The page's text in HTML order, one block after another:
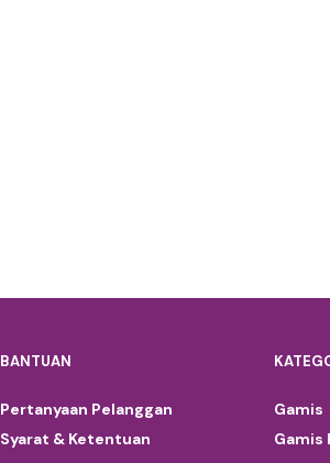
BANTUAN
Pertanyaan Pelanggan
Syarat & Ketentuan
Gamis
Gamis